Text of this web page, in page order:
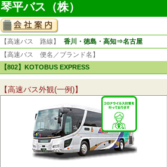
琴平バス（株）
【高速バス 路線】
香川・徳島・高知⇒名古屋
【高速バス 便名／ブランド名】
【802】KOTOBUS EXPRESS
【高速バス外観(一例)】